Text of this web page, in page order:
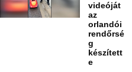
videóját
az
orlandói
rendőrsé
g
készített
e